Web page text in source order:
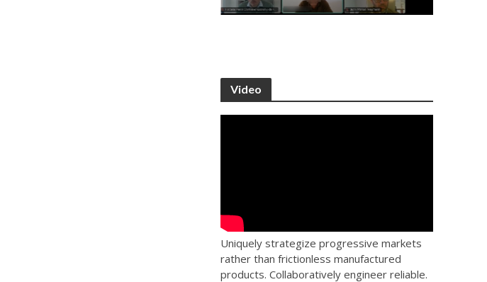
Video
Uniquely strategize progressive markets
rather than frictionless manufactured
products. Collaboratively engineer reliable.